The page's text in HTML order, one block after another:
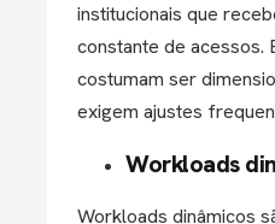
institucionais que
constante de acessos.
costumam ser
exigem ajustes
Workloads
Workloads dinâmicos